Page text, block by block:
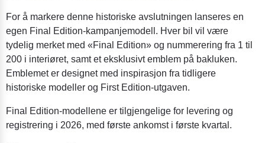
For å markere denne historiske avslutningen lanseres en
egen Final Edition-kampanjemodell. Hver bil vil være
tydelig merket med «Final Edition» og nummerering fra 1 til
200 i interiøret, samt et eksklusivt emblem på bakluken.
Emblemet er designet med inspirasjon fra tidligere
historiske modeller og First Edition-utgaven.
Final Edition-modellene er tilgjengelige for levering og
registrering i 2026, med første ankomst i første kvartal.